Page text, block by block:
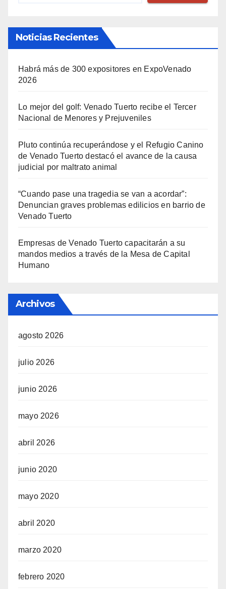
Noticias Recientes
Habrá más de 300 expositores en ExpoVenado
2026
Lo mejor del golf: Venado Tuerto recibe el Tercer
Nacional de Menores y Prejuveniles
Pluto continúa recuperándose y el Refugio Canino
de Venado Tuerto destacó el avance de la causa
judicial por maltrato animal
“Cuando pase una tragedia se van a acordar”:
Denuncian graves problemas edilicios en barrio de
Venado Tuerto
Empresas de Venado Tuerto capacitarán a su
mandos medios a través de la Mesa de Capital
Humano
Archivos
agosto 2026
julio 2026
junio 2026
mayo 2026
abril 2026
junio 2020
mayo 2020
abril 2020
marzo 2020
febrero 2020